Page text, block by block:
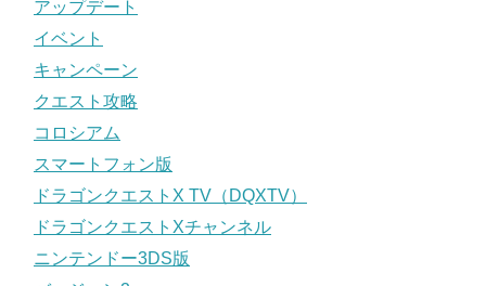
アップデート
イベント
キャンペーン
クエスト攻略
コロシアム
スマートフォン版
ドラゴンクエストX TV（DQXTV）
ドラゴンクエストXチャンネル
ニンテンドー3DS版